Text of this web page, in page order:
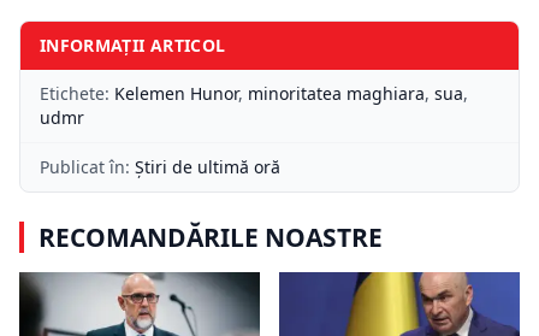
INFORMAȚII ARTICOL
Etichete: Kelemen Hunor, minoritatea maghiara, sua,
udmr
Publicat în: Știri de ultimă oră
RECOMANDĂRILE NOASTRE